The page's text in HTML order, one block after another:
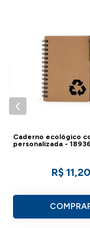
Caderno ecológico
personalizada - 18936
R$ 11,20